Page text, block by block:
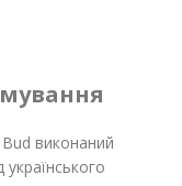
Bud виконаний